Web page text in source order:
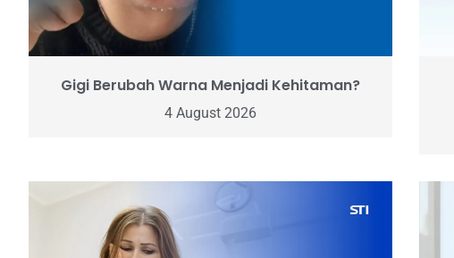
Gigi Berubah Warna Menjadi Kehitaman?
4 August 2026